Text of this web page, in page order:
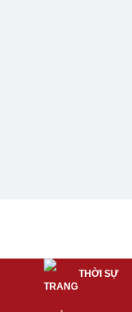
THỜI SỰ